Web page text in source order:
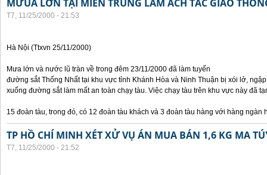
MƯUA LỚN TẠI MIỀN TRUNG LÀM ÁCH TẮC GIAO
T7, 11/25/2000 - 21:53
Hà Nội (Ttxvn 25/11/2000)
Mưa lớn và nước lũ tràn về trong đêm 23/11/2000 đã làm tuyến
đường sắt Thống Nhất tại khu vực tỉnh Khánh Hòa và Ninh Thuận bị xói lở,
xuống đường sắt làm mất an toàn chạy tàu. Việc chạy tàu trên khu vực này đã
15 đoàn tàu, trong đó, có 12 đoàn tàu khách và 3 đoàn tàu hàng với hàng
TP HỒ CHÍ MINH XÉT XỬ VỤ ÁN MUA BÁN 1,6 KG MA
T7, 11/25/2000 - 21:52